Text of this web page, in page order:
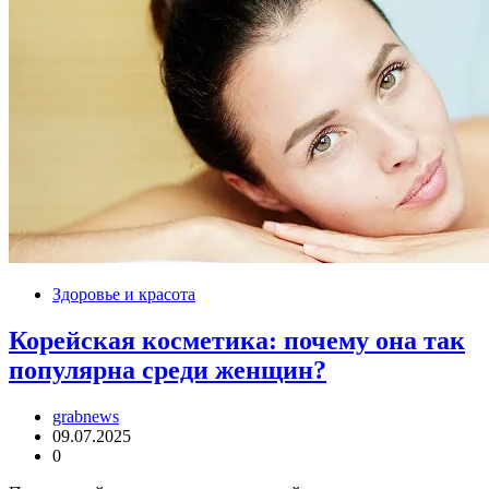
Здоровье и красота
Корейская косметика: почему она так
популярна среди женщин?
grabnews
09.07.2025
0